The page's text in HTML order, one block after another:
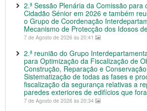
2.ª Sessão Plenária da Comissão para
Cidadão Sénior em 2026 e também
o Grupo de Coordenação
Mecanismo de Protecção dos Idosos
7 de Agosto de 2026 às 20:41
2.ª reunião do Grupo
para Optimização da Fiscalização de
Construção, Reparação e
Sistematização de todas as fases e
fiscalização da segurança relativas a
paredes exteriores de edifícios que
7 de Agosto de 2026 às 20:34